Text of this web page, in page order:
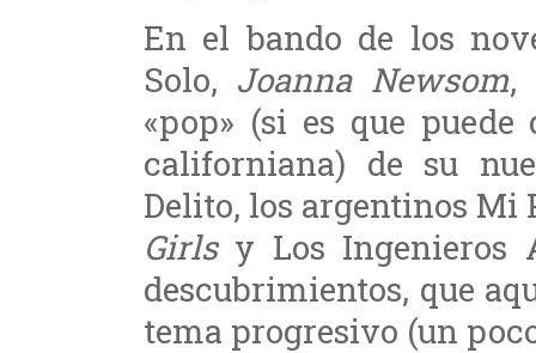
En el bando de los
Solo, Joanna Newsom,
«pop» (si es que
californiana) de su
Delito, los argentinos Mi
Girlsy Los Ingenieros
descubrimientos, que
tema progresivo (un